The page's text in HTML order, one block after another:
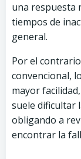
una respuesta
tiempos de
general.
Por el
convencional,
mayor
suele dificultar
obligando a
encontrar la